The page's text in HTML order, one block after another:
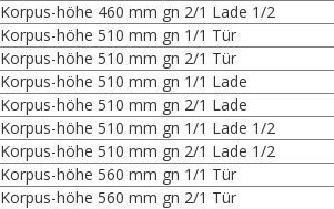
Korpus-höhe 460 mm gn 2/1 Lade 1/2
Korpus-höhe 510 mm gn 1/1 Tür
Korpus-höhe 510 mm gn 2/1 Tür
Korpus-höhe 510 mm gn 1/1 Lade
Korpus-höhe 510 mm gn 2/1 Lade
Korpus-höhe 510 mm gn 1/1 Lade 1/2
Korpus-höhe 510 mm gn 2/1 Lade 1/2
Korpus-höhe 560 mm gn 1/1 Tür
Korpus-höhe 560 mm gn 2/1 Tür